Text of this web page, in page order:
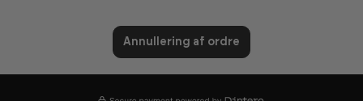
Annullering af ordre